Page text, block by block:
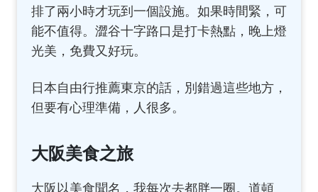
排了兩小時才玩到一個設施。如果時間緊，可
能不值得。澀谷十字路口是打卡熱點，晚上燈
光美，免費又好玩。
日本自由行推薦東京的話，別錯過這些地方，
但要有心理準備，人很多。
大阪美食之旅
大阪以美食聞名，我每次去都胖一圈。道頓